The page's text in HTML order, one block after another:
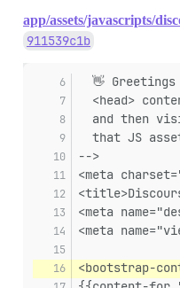
app/assets/javascripts/
911539c1b
👋
<head>
and then
that JS
-->
<meta
<meta
<meta
<bootstrap-